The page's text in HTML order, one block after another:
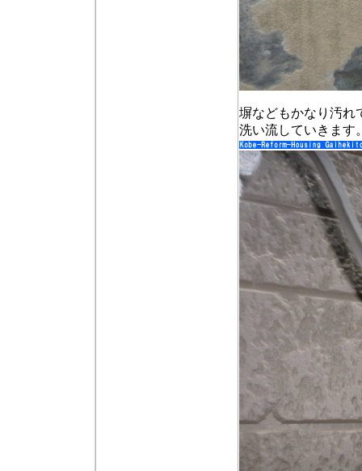
塀などもかなり汚れ
洗い流していきます